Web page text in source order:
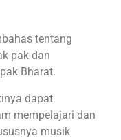
tentang
pak dan
Bharat.
dapat
mempelajari dan
musik